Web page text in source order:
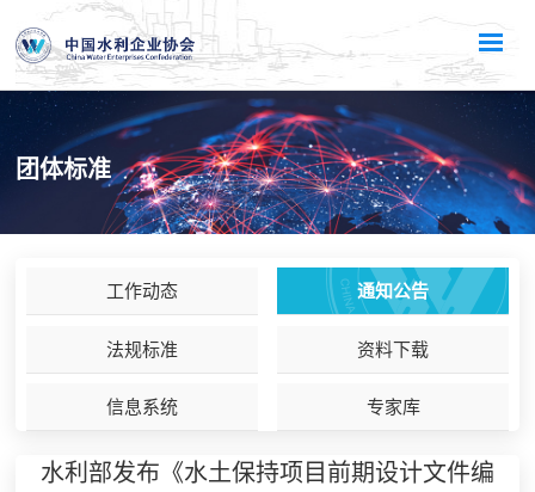
团体标准
工作动态 通知公告
法规标准 资料下载
信息系统 专家库
水利部发布《水土保持项目前期设计文件编